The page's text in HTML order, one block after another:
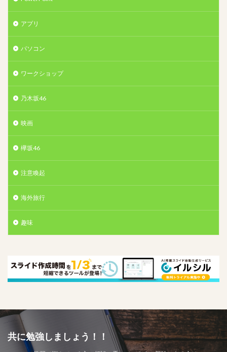
アプリ
パソコン
ワークショップ
乃木坂46
映画
欅坂46
注意喚起
海外旅行
趣味
共に勉強しましょう！！